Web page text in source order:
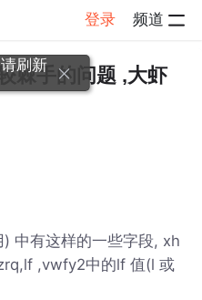
登录 频道
情
棘手的问题 ,大虾
中有这样的一些字段, xh
,vwfy2中的lf 值(l 或
刷新